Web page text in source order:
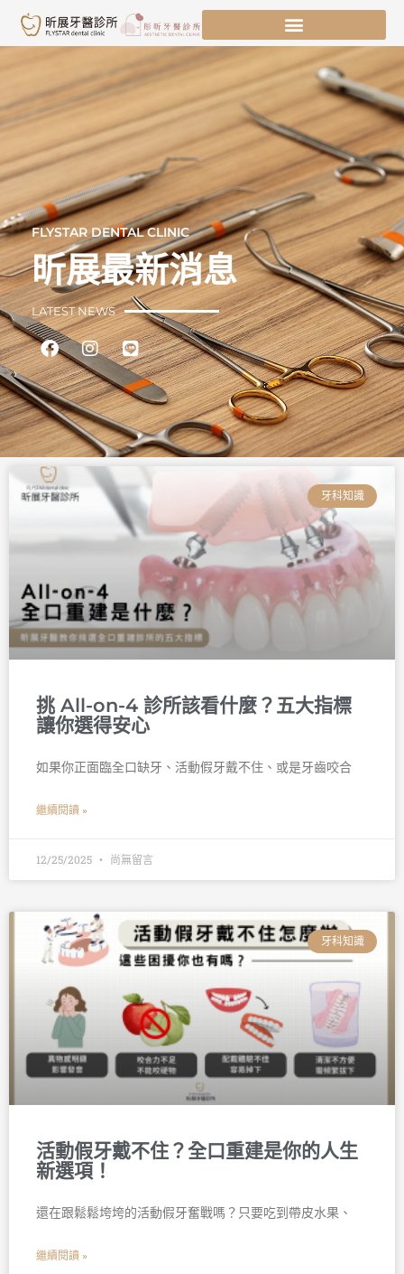
主
容
FLYSTAR DENTAL CLINIC
昕展最新消息
LATEST NEWS
FacebookInstagram
Line
牙科知識
挑 All-on-4 診所該看什麼？五大指標
讓你選得安心
如果你正面臨全口缺牙、活動假牙戴不住、或是牙齒咬合
繼續閱讀 »
12/25/2025 尚無留言
牙科知識
活動假牙戴不住？全口重建是你的人生
新選項！
還在跟鬆鬆垮垮的活動假牙奮戰嗎？只要吃到帶皮水果、
繼續閱讀 »
面